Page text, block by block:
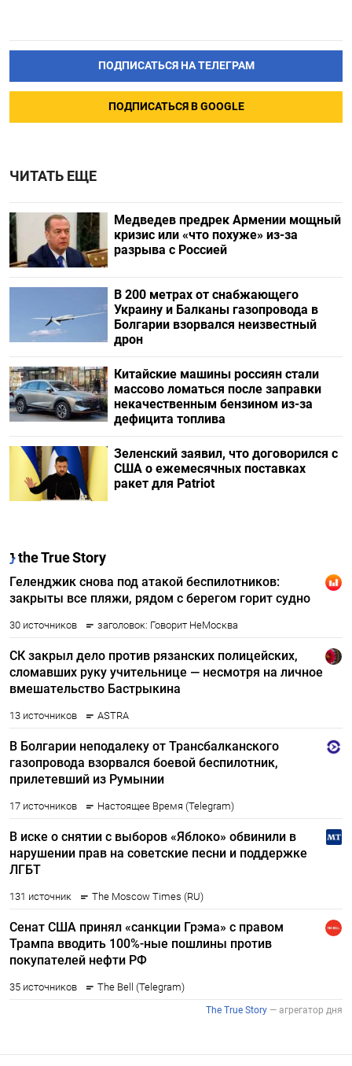
ПОДПИСАТЬСЯ НА ТЕЛЕГРАМ
ПОДПИСАТЬСЯ В GOOGLE
ЧИТАТЬ ЕЩЕ
Медведев предрек Армении мощный
кризис или «что похуже» из-за
разрыва с Россией
В 200 метрах от снабжающего
Украину и Балканы газопровода в
Болгарии взорвался неизвестный
дрон
Китайские машины россиян стали
массово ломаться после заправки
некачественным бензином из-за
дефицита топлива
Зеленский заявил, что договорился с
США о ежемесячных поставках
ракет для Patriot